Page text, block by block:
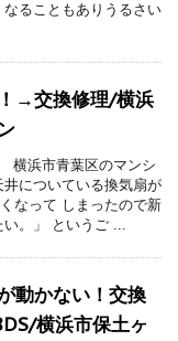
ることもありうるさい
→交換修理/横浜
浜市青葉区のマンシ
についている換気扇が
なって しまったので新
い。」 というご ...
動かない！交換
横浜市保土ヶ